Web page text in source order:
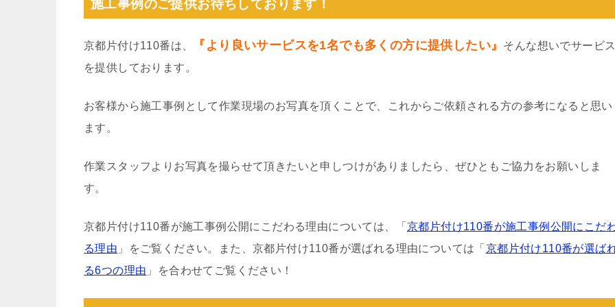
施工事例のご提供お待ちしております！
京都片付け110番は、 『より良いサービスを1名でも多くの方に提供したい』
そんな想いでサービス
を提供しております。
お客様から施工事例として作業現場のお写真を頂くことで、これからご依頼される方の参考になると思い
ます。
作業スタッフよりお写真を撮らせて頂きたいと申しつけがありましたら、ぜひともご協力をお願いしま
す。
京都片付け110番が施工事例公開にこだわる理由については、「 京都片付け110番が施工事例公開にこだ
る理由 」をご覧ください。また、京都片付け110番が選ばれる理由については「 京都片付け110番が選ば
る6つの理由 」を合わせてご覧ください！